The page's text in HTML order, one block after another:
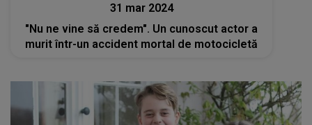
31 mar 2024
"Nu ne vine să credem". Un cunoscut actor a
murit într-un accident mortal de motocicletă